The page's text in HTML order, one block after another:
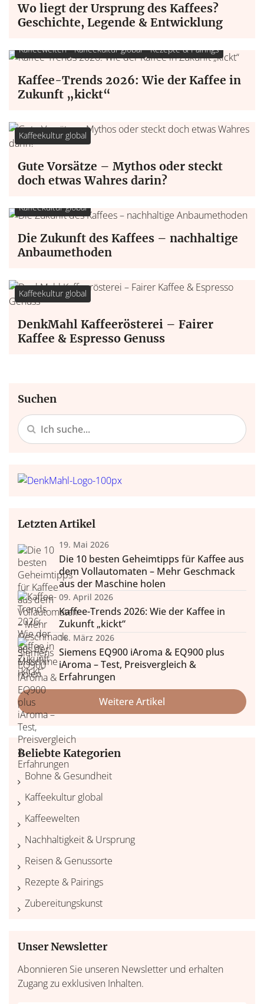
Wo liegt der Ursprung des Kaffees?
Geschichte, Legende & Entwicklung
Kaffeewelten Kaffeekultur global Rezepte & Pairings
Kaffee-Trends 2026: Wie der Kaffee in
Zukunft „kickt“
Kaffeekultur global
Gute Vorsätze – Mythos oder steckt
doch etwas Wahres darin?
Kaffeekultur global
Die Zukunft des Kaffees – nachhaltige
Anbaumethoden
Kaffeekultur global
DenkMahl Kaffeerösterei – Fairer
Kaffee & Espresso Genuss
Suchen
Letzten Artikel
19. Mai 2026
Die 10 besten Geheimtipps für Kaffee aus
dem Vollautomaten – Mehr Geschmack
aus der Maschine holen
09. April 2026
Kaffee-Trends 2026: Wie der Kaffee in
Zukunft „kickt“
18. März 2026
Siemens EQ900 iAroma & EQ900 plus
iAroma – Test, Preisvergleich &
Erfahrungen
Weitere Artikel
Beliebte Kategorien
Bohne & Gesundheit
Kaffeekultur global
Kaffeewelten
Nachhaltigkeit & Ursprung
Reisen & Genussorte
Rezepte & Pairings
Zubereitungskunst
Unser Newsletter
Abonnieren Sie unseren Newsletter und erhalten
Zugang zu exklusiven Inhalten.